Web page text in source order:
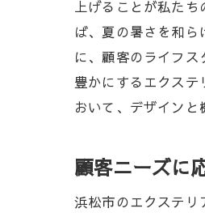
上げることが私た
ば、夏の暑さを和
に、顧客のライフ
豊かにするエクス
おいて、デザインと
顧客ニーズに
浜松市のエクステリ